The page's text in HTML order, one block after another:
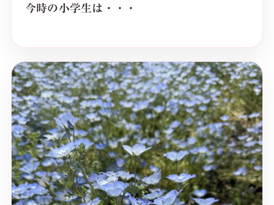
今時の小学生は・・・